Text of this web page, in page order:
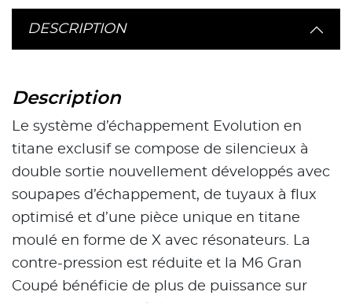
DESCRIPTION
Description
Le système d’échappement Evolution en
titane exclusif se compose de silencieux à
double sortie nouvellement développés avec
soupapes d’échappement, de tuyaux à flux
optimisé et d’une pièce unique en titane
moulé en forme de X avec résonateurs. La
contre-pression est réduite et la M6 Gran
Coupé bénéficie de plus de puissance sur